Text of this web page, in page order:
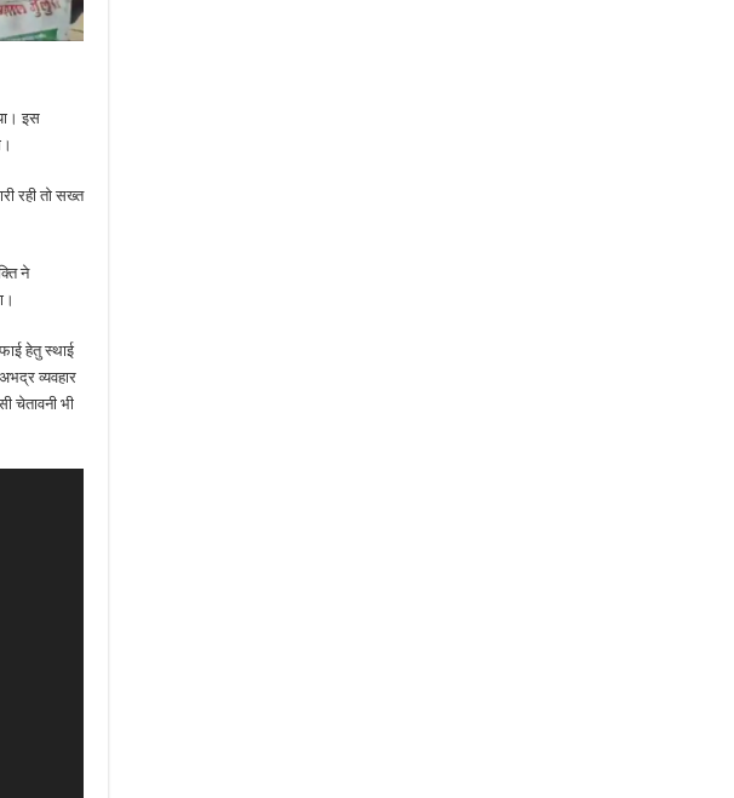
इस
रही तो सख्त
ने
हेतु स्थाई
व्यवहार
चेतावनी भी